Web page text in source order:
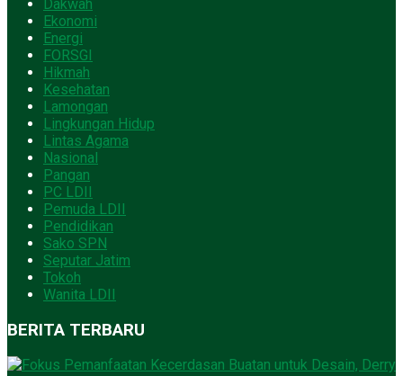
Dakwah
Ekonomi
Energi
FORSGI
Hikmah
Kesehatan
Lamongan
Lingkungan Hidup
Lintas Agama
Nasional
Pangan
PC LDII
Pemuda LDII
Pendidikan
Sako SPN
Seputar Jatim
Tokoh
Wanita LDII
BERITA TERBARU